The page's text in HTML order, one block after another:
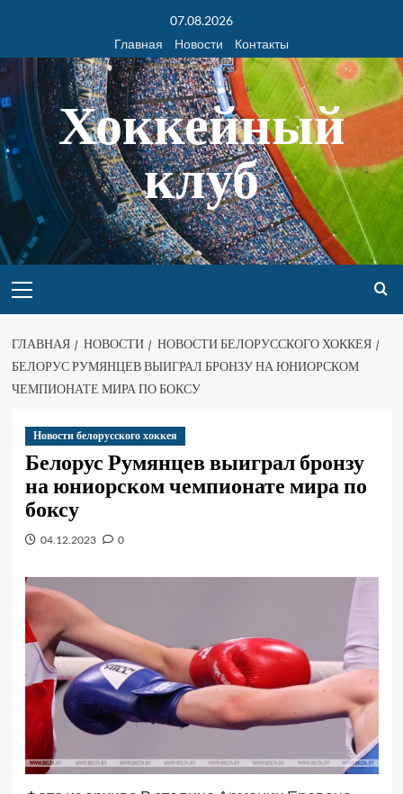
07.08.2026
Главная
Новости Контакты
Хоккейный
клуб
ГЛАВНАЯ НОВОСТИ
НОВОСТИ БЕЛОРУССКОГО ХОККЕЯ
БЕЛОРУС РУМЯНЦЕВ ВЫИГРАЛ БРОНЗУ НА ЮНИОРСКОМ
ЧЕМПИОНАТЕ МИРА ПО БОКСУ
Новости белорусского хоккея
Белорус Румянцев выиграл бронзу
на юниорском чемпионате мира по
боксу
04.12.2023 0